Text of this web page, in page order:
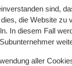
sind,
die Website zu
In diesem Fall
aller